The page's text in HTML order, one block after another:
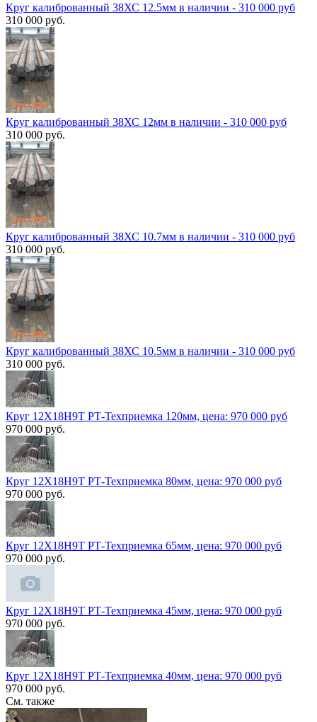
Круг калиброванный 38ХС 12.5мм в наличии - 310 000 руб
310 000 руб.
Круг калиброванный 38ХС 12мм в наличии - 310 000 руб
310 000 руб.
Круг калиброванный 38ХС 10.7мм в наличии - 310 000 руб
310 000 руб.
Круг калиброванный 38ХС 10.5мм в наличии - 310 000 руб
310 000 руб.
Круг 12Х18Н9Т РТ-Техприемка 120мм, цена: 970 000 руб
970 000 руб.
Круг 12Х18Н9Т РТ-Техприемка 80мм, цена: 970 000 руб
970 000 руб.
Круг 12Х18Н9Т РТ-Техприемка 65мм, цена: 970 000 руб
970 000 руб.
Круг 12Х18Н9Т РТ-Техприемка 45мм, цена: 970 000 руб
970 000 руб.
Круг 12Х18Н9Т РТ-Техприемка 40мм, цена: 970 000 руб
970 000 руб.
См. также